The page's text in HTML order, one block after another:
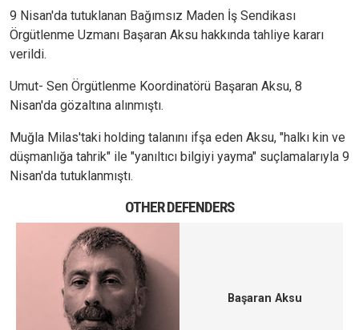
9 Nisan'da tutuklanan Bağımsız Maden İş Sendikası
Örgütlenme Uzmanı Başaran Aksu hakkında tahliye kararı
verildi.
Umut- Sen Örgütlenme Koordinatörü Başaran Aksu, 8
Nisan'da gözaltına alınmıştı.
Muğla Milas'taki holding talanını ifşa eden Aksu, "halkı kin ve
düşmanlığa tahrik" ile "yanıltıcı bilgiyi yayma" suçlamalarıyla 9
Nisan'da tutuklanmıştı.
OTHER DEFENDERS
Başaran Aksu